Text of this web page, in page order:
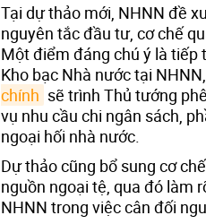
Tại dự thảo mới, NHNN đề
nguyên tắc đầu tư, cơ chế
Một điểm đáng chú ý là tiếp
Kho bạc Nhà nước tại
chính sẽ trình Thủ tướng
vụ nhu cầu chi ngân sách,
ngoại hối nhà nước.
Dự thảo cũng bổ sung cơ
nguồn ngoại tệ, qua đó làm
NHNN trong việc cân đối